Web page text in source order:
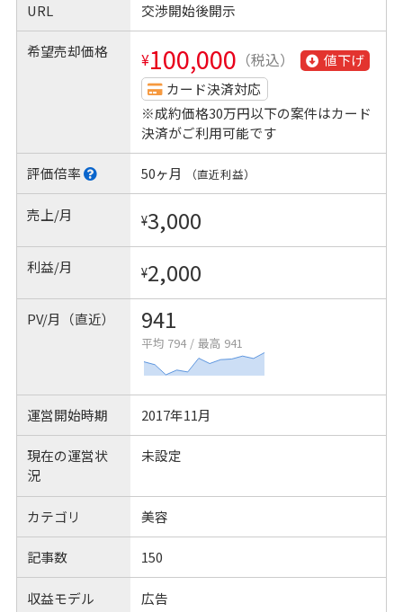
URL 交渉開始後開示
希望売却価格 ¥100,000 （税込）
値下げ
カード決済対応
※成約価格30万円以下の案件はカード
決済がご利用可能です
評価倍率 50ヶ月 （直近利益）
売上/月 ¥3,000
利益/月 ¥2,000
PV/月（直近） 941
平均 794 / 最高 941
運営開始時期 2017年11月
現在の運営状
況
未設定
カテゴリ 美容
記事数 150
収益モデル 広告